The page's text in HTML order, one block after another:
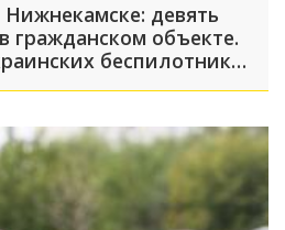
девять
гражданском объекте.
беспилотников
жизни 13 человек, 75